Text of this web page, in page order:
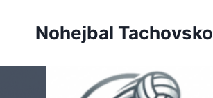
Nohejbal Tachovsko